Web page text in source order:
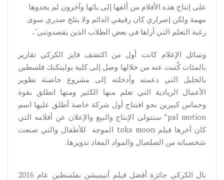
على إنتاج هذه الأفلام من ألفها إلى يائها وآخرون لم يجدوها
مهمة ولكن إصراري كان رفيقي الدائم ولا يثلج صدري سوى
رغبة التعلم التي أراها في بعض الطلاب الذين يقصدونني".
وسائل الإعلام كانت أول من اكتشف فايز الكركي تقارير
بالمئات كُتبت عنه من خلالها وصل إلى كلية بوليتكنك فلسطين
بالخليل التي دعمته وأدخلته إلى مشروع حاضنة تطوير
الأعمال الريادية التي تعلم منها الكثير ومنها انطلق بقوة
وحماس كبيرين نحو افتتاح أول شركة خاصة أطلق عليها اسم
pal motion” ستتولى الإنتاج والبيع والإعلان عن أفلامه التي
كان آخرها فيلم toka moon الموجه للأطفال والتي صنعت
شخصياته من الصلصال والمواد المعاد تدويرها.
نال الكركي جائزة أفضل فيلم أنيميشن بفلسطين عام 2016